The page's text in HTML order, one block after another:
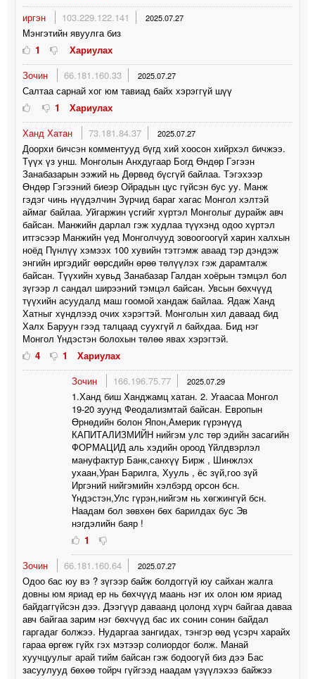
иргэн
103.229.122.141 2025.07.27
Мэнгэтийн явуулга биз
1
Хариулах
Зочин
66.181.160.33 2025.07.27
Салтаа сарнай хог юм тавиад байх хэрэггүй шүү
1
Хариулах
Ханд Хатан
73.181.84.37 2025.07.27
Доорхи бичсэн комментууд бүгд хий хоосон хийрхэл бичжээ.
Түүх үз унш. Монголын Анхдугаар Богд Өндөр Гэгээн
Занабазарын ээжий нь Дөрвөд бүсгүй байлаа. Тэгэхээр
Өндөр Гэгээний биеэр Ойрадын цус гүйсэн бус уу. Манж
гэдэг чинь нүүдэлчин Зүрчид бараг хагас Монгол хэлтэй
аймаг байлаа. Уйгаржин үсгийг хүртэл Монголыг дурайж авч
байсан. Манжийн дарлал гэж худлаа түүхэнд одоо хүртэл
итгэсээр Манжийн үед Монголчууд зовоогоогүй харин халхын
ноёд Пүнлүү хэмээх 100 хувийн тэтгэмж аваад тэр дэндэж
энгийн иргэдийг өөрсдийн өрөө төлүүлэх гэж дарамталж
байсан. Түүхийн хувьд Занабазар Галдан хоёрын тэмцэл бол
зүгээр л сандал ширээний тэмцэл байсан. Увсын бөхчүүд
түүхийн асуудалд маш гоомой хандаж байлаа. Ядаж Ханд
Хатныг хүндлээд очих хэрэгтэй. Монголын хил даваад бид
Халх Баруун гээд талцаад суухгүй л байхдаа. Бид нэг
Монгол Үндэстэн болохын төлөө явах хэрэгтэй.
4
1
Хариулах
Зочин
166.196.75.77 2025.07.29
1.Ханд биш Ханджамц хатан. 2. Угаасаа Монгол
19-20 зуунд Феодализмтай байсан. Европын
Өрнөдийн болон Япон,Америк гүрэнүүд
КАПИТАЛИЗМИЙН нийгэм улс төр эдийн засагийн
ФОРМАЦИД аль хэдийн ороод Үйлдвэрлэл
мануфактур Банк,санхүү Бирж , Шинжлэх
ухаан,Уран Барилга, Хууль , ёс зүй,гоо зүй
Иргэний нийгэмийн хэлбэрд орсон бсн.
Үндэстэн,Улс гүрэн,нийгэм нь хөгжингүй бсн.
Наадам бол зөвхөн бөх барилдах бус Эв
нэгдэлийн баяр !
1
Зочин
66.181.160.64 2025.07.27
Одоо бас юу вэ ? зүгээр байж болдоггүй юу сайхан жалга
довны юм яриад ер нь бөхчүүд маань нэг их олон юм яриад
байдаггүйсэн дээ. Дээгүүр даваанд цолонд хүрч байгаа даваа
авч байгаа зарим нэг бөхчүүд бас их сонин сонин байдал
гаргадаг болжээ. Нударгаа зангидах, тэнгэр өөд үсэрч харайх
гараа өргөж гүйх гэх мэтээр солиордог болж. Манай
хуучцуулыг арай тийм байсан гэж бодоогүй биз дээ Бас
засуулууд бөхөө тойрч гүйгээд наадам үзүүлэхээ байжээ